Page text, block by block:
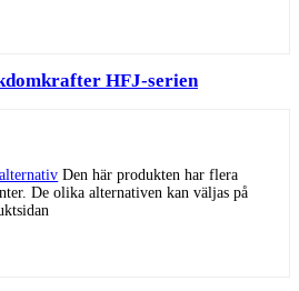
HFJ-serien
Den här produkten har flera
De olika alternativen kan väljas på